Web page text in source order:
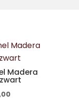
Madera
Huidige